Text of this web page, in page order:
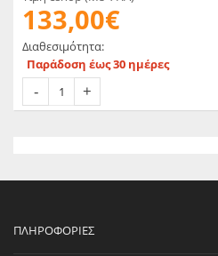
133,00€
Διαθεσιμότητα:
Παράδοση έως 30 ημέρες
ΠΛΗΡΟΦΟΡΊΕΣ